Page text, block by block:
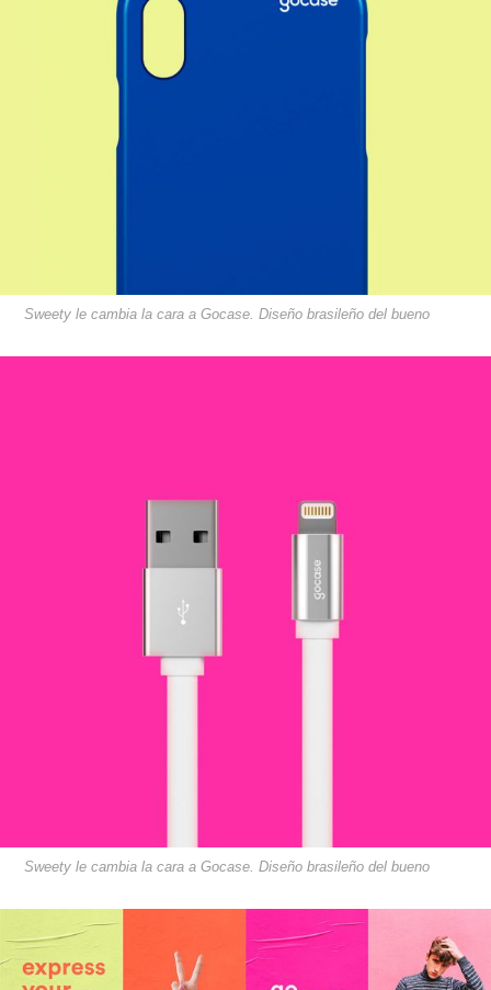
Sweety le cambia la cara a Gocase. Diseño brasileño del bueno
Sweety le cambia la cara a Gocase. Diseño brasileño del bueno